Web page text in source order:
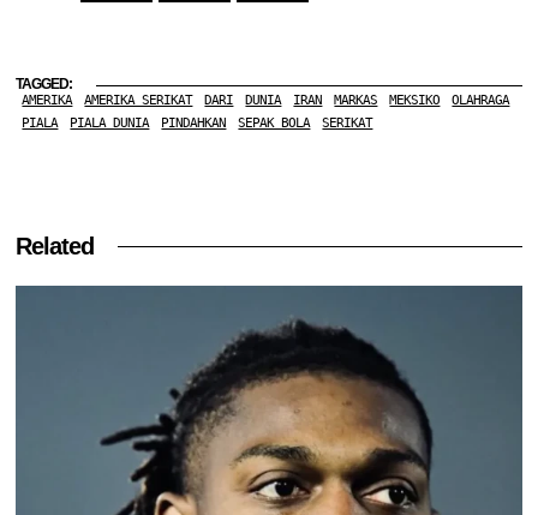
TAGGED:
AMERIKA AMERIKA SERIKAT DARI DUNIA IRAN MARKAS MEKSIKO
OLAHRAGA
PIALA
PIALA DUNIA PINDAHKAN SEPAK BOLA SERIKAT
Related